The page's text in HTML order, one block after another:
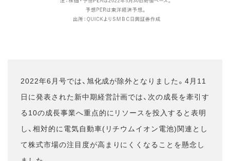
2022年6月号では、旭化成が除外となりました。4月11
日に発表された新中期経営計画では、次の成長を牽引す
る10の成長事業へ重点的にリソースを投入すると表明
し、相対的に電気自動車(リチウムイオン電池)関連とし
て株式市場の注目度が高まりにくくなることを懸念し